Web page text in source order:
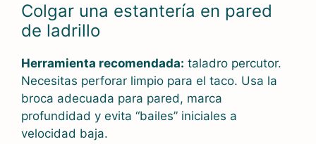
Colgar una estantería en pared
de ladrillo
Herramienta recomendada: taladro percutor.
Necesitas perforar limpio para el taco. Usa la
broca adecuada para pared, marca
profundidad y evita “bailes” iniciales a
velocidad baja.